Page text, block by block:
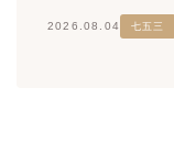
2026.08.04 七五三